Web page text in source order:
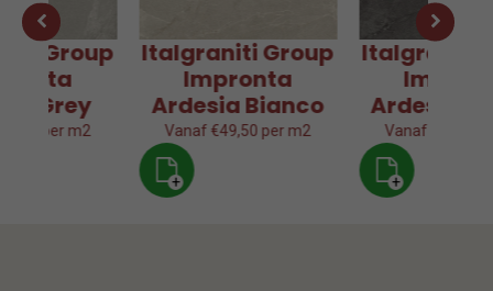
Group
Grey
per m2
Italgraniti Group
Impronta
Ardesia Bianco
Vanaf €49,50 per m2
+
Italgraniti
Ardesia
Vanaf €49,50
+